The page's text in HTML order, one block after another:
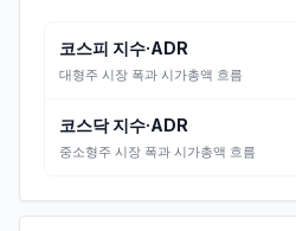
코스피 지수·ADR
대형주 시장 폭과 시가총액 흐름
코스닥 지수·ADR
중소형주 시장 폭과 시가총액 흐름